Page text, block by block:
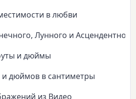
в любви
Лунного и Асцендентного
и дюймы
и дюймов в сантиметры
из Видео